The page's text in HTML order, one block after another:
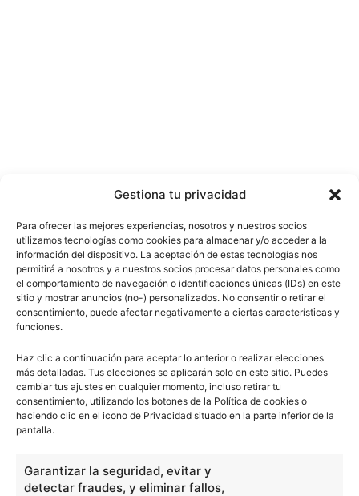
Gestiona tu privacidad
Para ofrecer las mejores experiencias, nosotros y nuestros socios
utilizamos tecnologías como cookies para almacenar y/o acceder a la
información del dispositivo. La aceptación de estas tecnologías nos
permitirá a nosotros y a nuestros socios procesar datos personales como
el comportamiento de navegación o identificaciones únicas (IDs) en este
sitio y mostrar anuncios (no-) personalizados. No consentir o retirar el
consentimiento, puede afectar negativamente a ciertas características y
funciones.
Haz clic a continuación para aceptar lo anterior o realizar elecciones
más detalladas. Tus elecciones se aplicarán solo en este sitio. Puedes
cambiar tus ajustes en cualquier momento, incluso retirar tu
consentimiento, utilizando los botones de la Política de cookies o
haciendo clic en el icono de Privacidad situado en la parte inferior de la
pantalla.
Garantizar la seguridad, evitar y
detectar fraudes, y eliminar fallos,